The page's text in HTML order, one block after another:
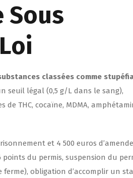
Sous
classées comme
seuil légal (0,5 g/L dans le sang),
THC, cocaïne, MDMA,
et 4 500 euros
du permis, suspension du
obligation d’accomplir un